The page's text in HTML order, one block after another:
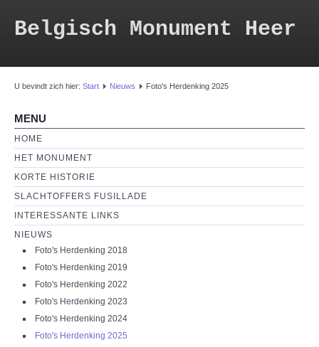
Belgisch Monument Heer
U bevindt zich hier: Start Nieuws Foto's Herdenking 2025
MENU
HOME
HET MONUMENT
KORTE HISTORIE
SLACHTOFFERS FUSILLADE
INTERESSANTE LINKS
NIEUWS
Foto's Herdenking 2018
Foto's Herdenking 2019
Foto's Herdenking 2022
Foto's Herdenking 2023
Foto's Herdenking 2024
Foto's Herdenking 2025